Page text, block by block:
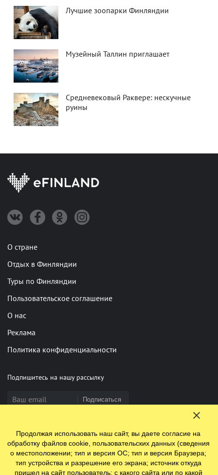
Лучшие зоопарки Финляндии
Музейный Таллин приглашает
Средневековый Раквере: нескучные
руины
О стране
Отдых в Финляндии
Туры по Финляндии
Пользовательское соглашение
О нас
Реклама
Политика конфиденциальности
Подпишитесь на нашу рассылку
Подписаться
Нашли опечатку? Выделите фрагмент и нажмите Ctrl+Enter
Продолжая использовать наш сайт, вы даете согласие на
обработку файлов cookie, пользовательских данных (сведения
о местоположении; тип и версия ОС; тип и версия Браузера;
тип устройства и разрешение его экрана; источник откуда
пришел на сайт пользователь; с какого сайта или по какой